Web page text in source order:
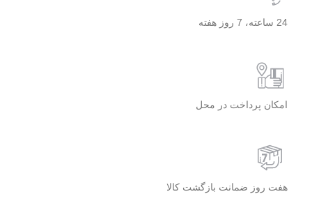
24 ساعته، 7 روز هفته
امکان پرداخت در محل
هفت روز ضمانت بازگشت کالا